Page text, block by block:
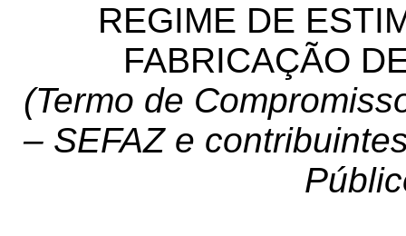
REGIME DE
FABRICAÇÃO
(Termo de
– SEFAZ e